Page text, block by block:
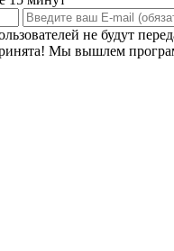
не будут
Мы вышлем